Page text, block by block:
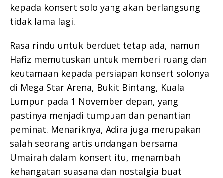
kepada konsert solo yang akan berlangsung
tidak lama lagi.
Rasa rindu untuk berduet tetap ada, namun
Hafiz memutuskan untuk memberi ruang dan
keutamaan kepada persiapan konsert solonya
di Mega Star Arena, Bukit Bintang, Kuala
Lumpur pada 1 November depan, yang
pastinya menjadi tumpuan dan penantian
peminat. Menariknya, Adira juga merupakan
salah seorang artis undangan bersama
Umairah dalam konsert itu, menambah
kehangatan suasana dan nostalgia buat